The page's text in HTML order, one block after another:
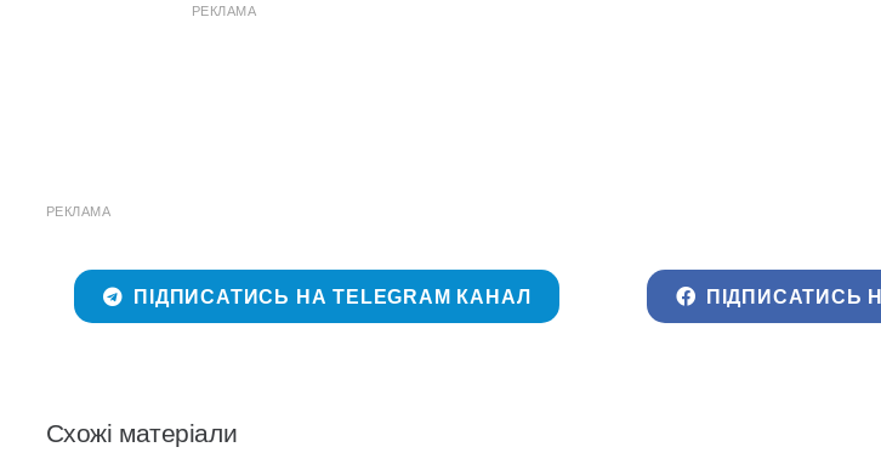
РЕКЛАМА
РЕКЛАМА
ПІДПИСАТИСЬ НА TELEGRAM КАНАЛ ПІДПИСАТИСЬ
Схожі матеріали